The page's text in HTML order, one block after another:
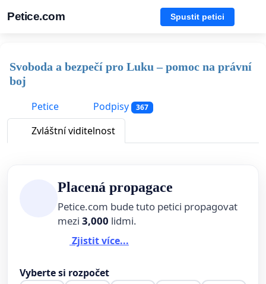
Petice.com Spustit petici
Svoboda a bezpečí pro Luku – pomoc na právní
boj
Petice
Podpisy 367
Zvláštní viditelnost
Placená propagace
Petice.com bude tuto petici propagovat
mezi 3,000 lidmi.
Zjistit více...
Vyberte si rozpočet